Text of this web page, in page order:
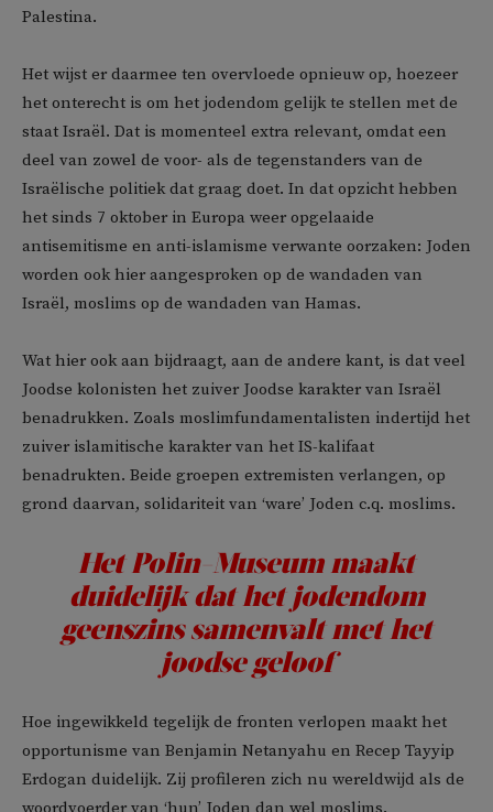
Palestina.
Het wijst er daarmee ten overvloede opnieuw op, hoezeer
het onterecht is om het jodendom gelijk te stellen met de
staat Israël. Dat is momenteel extra relevant, omdat een
deel van zowel de voor- als de tegenstanders van de
Israëlische politiek dat graag doet. In dat opzicht hebben
het sinds 7 oktober in Europa weer opgelaaide
antisemitisme en anti-islamisme verwante oorzaken: Joden
worden ook hier aangesproken op de wandaden van
Israël, moslims op de wandaden van Hamas.
Wat hier ook aan bijdraagt, aan de andere kant, is dat veel
Joodse kolonisten het zuiver Joodse karakter van Israël
benadrukken. Zoals moslimfundamentalisten indertijd het
zuiver islamitische karakter van het IS-kalifaat
benadrukten. Beide groepen extremisten verlangen, op
grond daarvan, solidariteit van ‘ware’ Joden c.q. moslims.
Het Polin-Museum maakt
duidelijk dat het jodendom
geenszins samenvalt met het
joodse geloof
Hoe ingewikkeld tegelijk de fronten verlopen maakt het
opportunisme van Benjamin Netanyahu en Recep Tayyip
Erdogan duidelijk. Zij profileren zich nu wereldwijd als de